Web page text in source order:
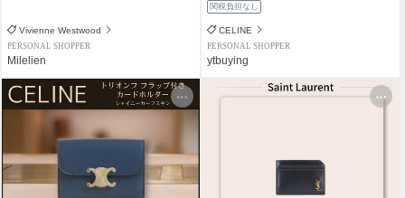
Vivienne Westwood
PERSONAL SHOPPER
Milelien
関税負担なし
CELINE
PERSONAL SHOPPER
ytbuying